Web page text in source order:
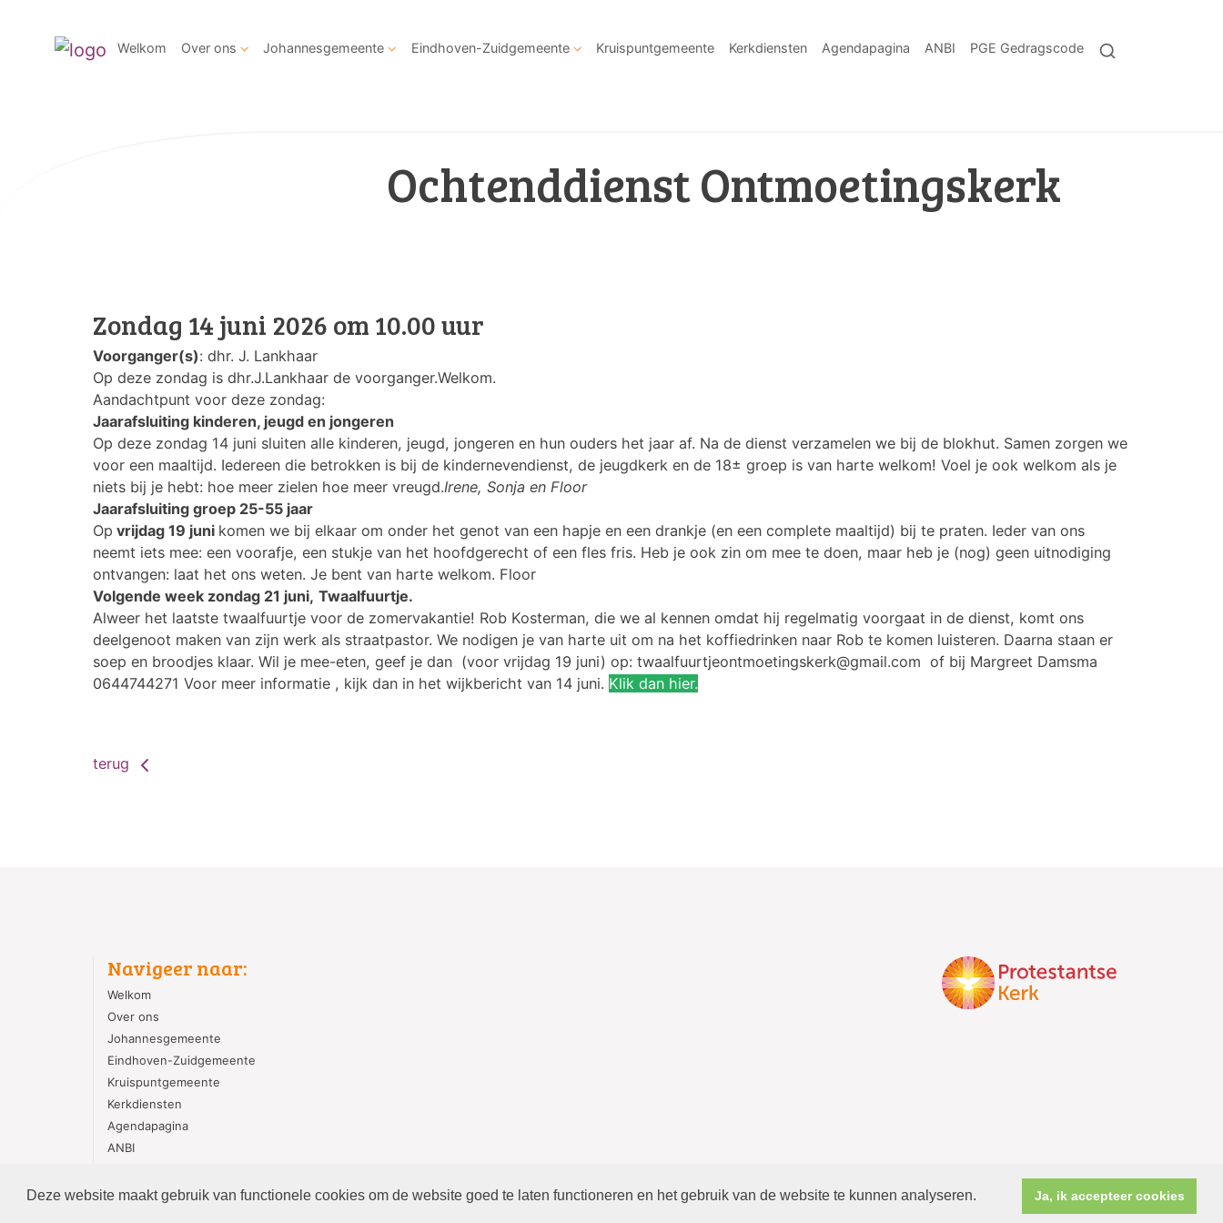
Deze website maakt gebruik van functionele cookies om de website goed te laten functioneren en het gebruik van de website te kunnen analyseren. Ja, ik accepteer cookies
Welkom Over ons Johannesgemeente Eindhoven-Zuidgemeente Kruispuntgemeente Kerkdiensten Agendapagina ANBI PGE Gedragscode
Ochtenddienst Ontmoetingskerk
Zondag 14 juni 2026 om 10.00 uur
Voorganger(s): dhr. J. Lankhaar
Op deze zondag is dhr.J.Lankhaar de voorganger.Welkom.
Aandachtpunt voor deze zondag:
Jaarafsluiting kinderen, jeugd en jongeren
Op deze zondag 14 juni sluiten alle kinderen, jeugd, jongeren en hun ouders het jaar af. Na de dienst verzamelen we bij de blokhut. Samen zorgen we
voor een maaltijd. Iedereen die betrokken is bij de kindernevendienst, de jeugdkerk en de 18± groep is van harte welkom! Voel je ook welkom als je
niets bij je hebt: hoe meer zielen hoe meer vreugd.Irene, Sonja en Floor
Jaarafsluiting groep 25-55 jaar
Op vrijdag 19 juni komen we bij elkaar om onder het genot van een hapje en een drankje (en een complete maaltijd) bij te praten. Ieder van ons
neemt iets mee: een voorafje, een stukje van het hoofdgerecht of een fles fris. Heb je ook zin om mee te doen, maar heb je (nog) geen uitnodiging
ontvangen: laat het ons weten. Je bent van harte welkom. Floor
Volgende week zondag 21 juni, Twaalfuurtje.
Alweer het laatste twaalfuurtje voor de zomervakantie! Rob Kosterman, die we al kennen omdat hij regelmatig voorgaat in de dienst, komt ons
deelgenoot maken van zijn werk als straatpastor. We nodigen je van harte uit om na het koffiedrinken naar Rob te komen luisteren. Daarna staan er
soep en broodjes klaar. Wil je mee-eten, geef je dan (voor vrijdag 19 juni) op: twaalfuurtjeontmoetingskerk@gmail.com of bij Margreet Damsma
0644744271 Voor meer informatie , kijk dan in het wijkbericht van 14 juni. Klik dan hier.
terug
Navigeer naar:
Welkom
Over ons
Johannesgemeente
Eindhoven-Zuidgemeente
Kruispuntgemeente
Kerkdiensten
Agendapagina
ANBI